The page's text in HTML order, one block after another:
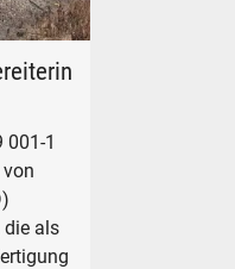
001-1
die als